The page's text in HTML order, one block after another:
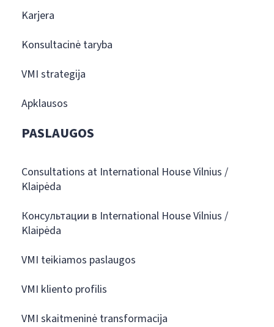
Karjera
Konsultacinė taryba
VMI strategija
Apklausos
PASLAUGOS
Consultations at International House Vilnius /
Klaipėda
Консультации в International House Vilnius /
Klaipėda
VMI teikiamos paslaugos
VMI kliento profilis
VMI skaitmeninė transformacija